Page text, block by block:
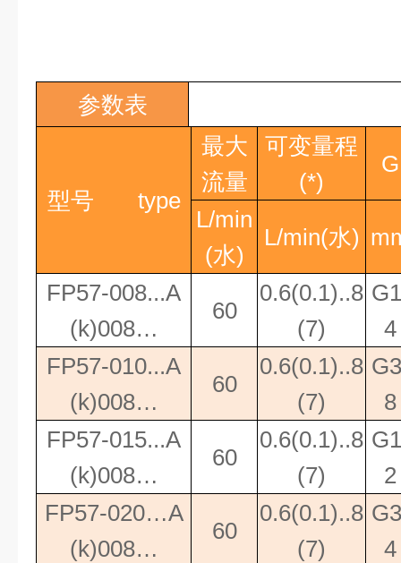
参数表
型号 type
最大
流量
可变量程
(*)
G
L/min
(水)
L/min(水)
FP57-008...A
(k)008…
60
0.6(0.1)..8
(7)
4
FP57-010...A
(k)008…
60
0.6(0.1)..8
(7)
8
FP57-015...A
(k)008…
60
0.6(0.1)..8
(7)
2
FP57-020…A
(k)008…
60
0.6(0.1)..8
(7)
4